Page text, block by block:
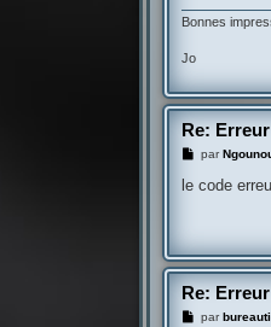
Bonnes
Jo
Re:
M
s
par
le code
Re:
Mpar